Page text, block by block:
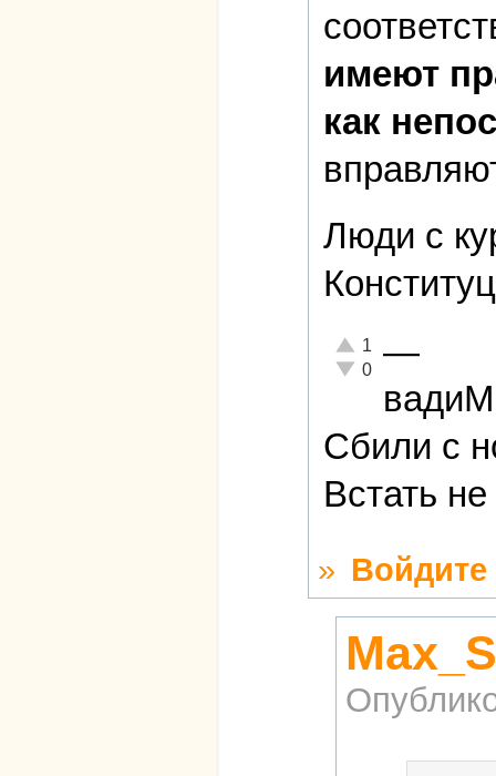
имеют
как
Люди с
Отлично!
1
Неадекватно!
0 —
Сбили с
Встать
» Войдите